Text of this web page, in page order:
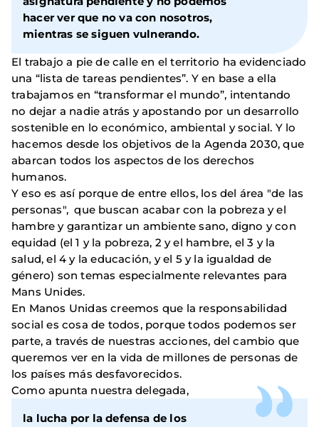
hacer ver que no va con nosotros,
mientras se siguen vulnerando.
El trabajo a pie de calle en el territorio ha evidenciado
una “lista de tareas pendientes”. Y en base a ella
trabajamos en “transformar el mundo”, intentando
no dejar a nadie atrás y apostando por un desarrollo
sostenible en lo económico, ambiental y social. Y lo
hacemos desde los objetivos de la Agenda 2030, que
abarcan todos los aspectos de los derechos
humanos.
Y eso es así porque de entre ellos, los del área "de las
personas", que buscan acabar con la pobreza y el
hambre y garantizar un ambiente sano, digno y con
equidad (el 1 y la pobreza, 2 y el hambre, el 3 y la
salud, el 4 y la educación, y el 5 y la igualdad de
género) son temas especialmente relevantes para
Mans Unides.
En Manos Unidas creemos que la responsabilidad
social es cosa de todos, porque todos podemos ser
parte, a través de nuestras acciones, del cambio que
queremos ver en la vida de millones de personas de
los países más desfavorecidos.
Como apunta nuestra delegada,
la lucha por la defensa de los